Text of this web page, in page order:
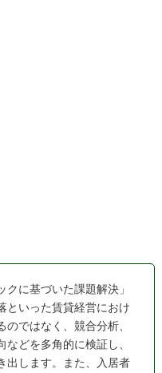
に基づいた課題解決」
といった賃貸経営におけ
ではなく、競合分析、
どを多角的に検証し、
出します。また、入居者